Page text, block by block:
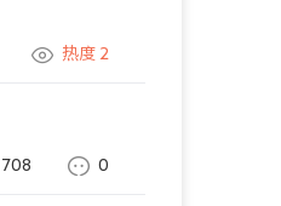
热度 2
708 0